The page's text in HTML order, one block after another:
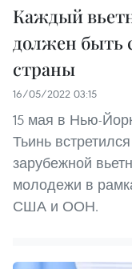
Каждый
должен быть
страны
16/05/2022 03:15
15 мая в Нью-
Тьинь
зарубежной
молодежи в
США и ООН.